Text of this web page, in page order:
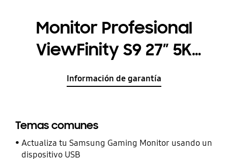
Monitor Profesional
ViewFinity S9 27” 5K
LS27C902PAUXEN
Información de garantía
Temas comunes
Actualiza tu Samsung Gaming Monitor usando un
dispositivo USB